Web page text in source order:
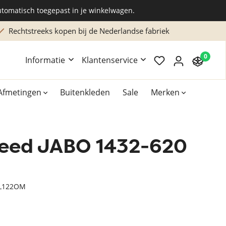
toegepast in je winkelwagen.
Rechtstreeks kopen bij de Nederlandse fabriek
Informatie Klantenservice 0
Buitenkleden Sale Merken
Overig
Accessoires
JABO 1432-620